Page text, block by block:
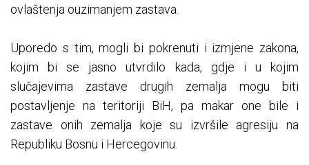
ovlaštenja ouzimanjem zastava.
Uporedo s tim, mogli bi pokrenuti i izmjene zakona,
kojim bi se jasno utvrdilo kada, gdje i u kojim
slučajevima zastave drugih zemalja mogu biti
postavljenje na teritoriji BiH, pa makar one bile i
zastave onih zemalja koje su izvršile agresiju na
Republiku Bosnu i Hercegovinu.